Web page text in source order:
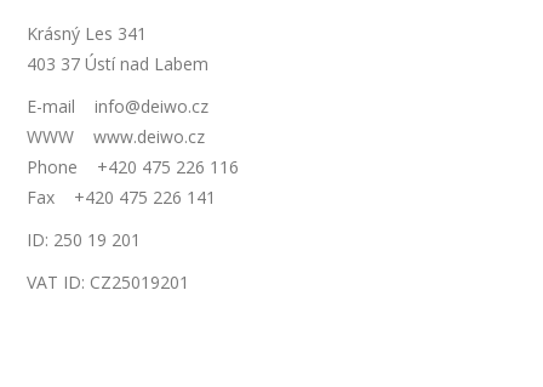
Krásný Les 341
403 37 Ústí nad Labem
E-mail info@deiwo.cz
WWW www.deiwo.cz
Phone +420 475 226 116
Fax +420 475 226 141
ID: 250 19 201
VAT ID: CZ25019201